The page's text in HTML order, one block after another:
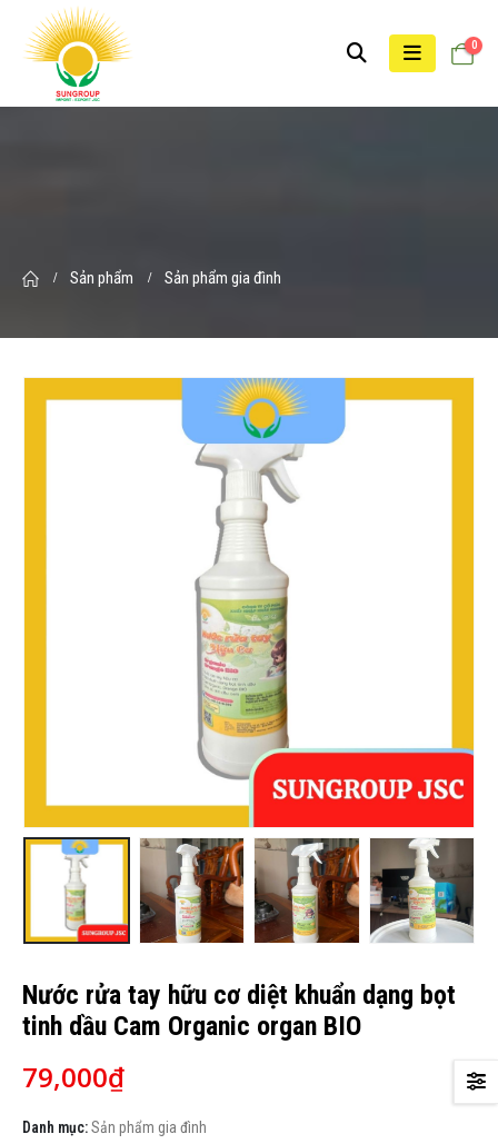
0
Sản phẩm Sản phẩm gia đình
Nước rửa tay hữu cơ diệt khuẩn dạng bọt
tinh dầu Cam Organic organ BIO
79,000₫
Danh mục:Sản phẩm gia đình